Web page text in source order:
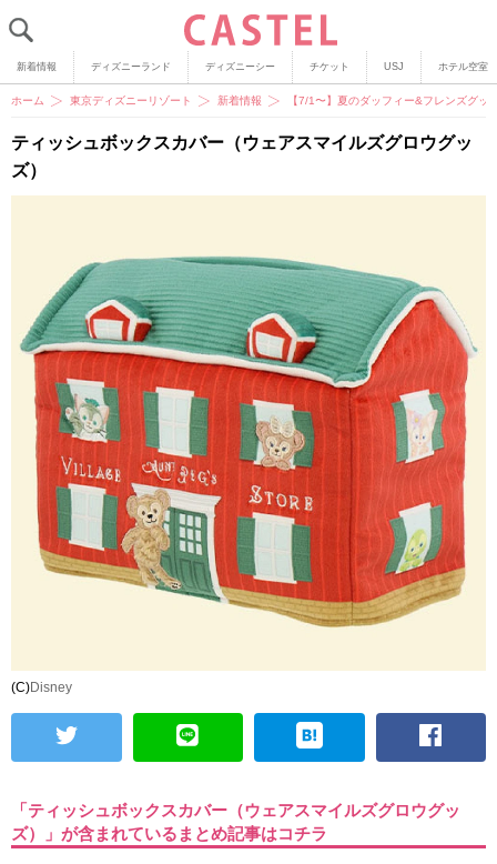
新着情報 ディズニーランド ディズニーシー チケット USJ ホテル空室
ホーム 東京ディズニーリゾート 新着情報 【7/1〜】夏のダッフィー&フレンズグ
ティッシュボックスカバー（ウェアスマイルズグロウグッ
ズ）
(C)Disney
「ティッシュボックスカバー（ウェアスマイルズグロウグッ
ズ）」が含まれているまとめ記事はコチラ